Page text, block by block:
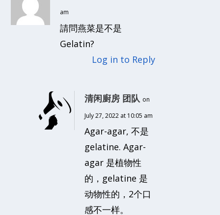
am
請問燕菜是不是
Gelatin?
Log in to Reply
清闲廚房 团队 on
July 27, 2022 at 10:05 am
Agar-agar, 不是
gelatine. Agar-
agar 是植物性
的，gelatine 是
动物性的，2个口
感不一样。